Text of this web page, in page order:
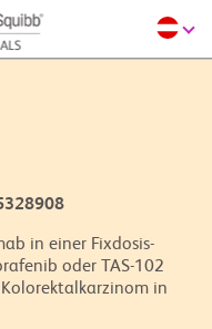
in einer Fixdosis-
oder TAS-102
in